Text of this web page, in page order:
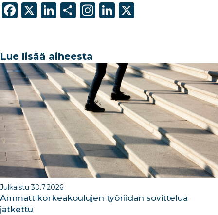
F
e
b
o
o
k
X
Li
e
dI
n
S
e
In
ra
m
Li
dI
n
Lue lisää aiheesta
Julkaistu 30.7.2026
Ammattikorkeakoulujen työriidan sovittelua
jatkettu